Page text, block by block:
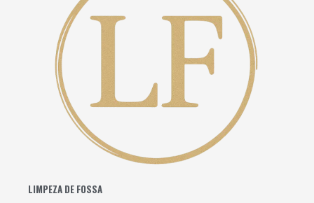
LIMPEZA DE FOSSA